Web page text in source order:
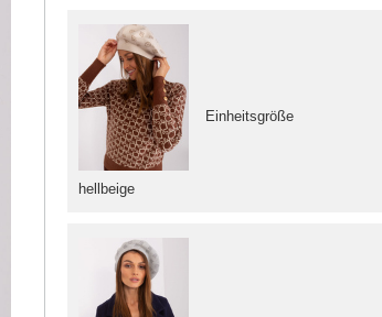
hellbeige
Einheitsgröße